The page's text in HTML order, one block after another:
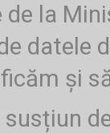
la
datele
și